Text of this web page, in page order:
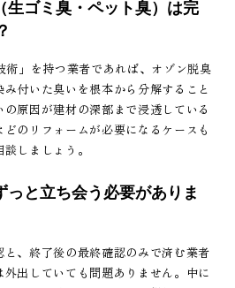
生ゴミ臭・ペット臭）は完
術」を持つ業者であれば、オゾン脱臭
付いた臭いを根本から分解すること
原因が建材の深部まで浸透している
のリフォームが必要になるケースも
しましょう。
っと立ち会う必要がありま
、終了後の最終確認のみで済む業者
出していても問題ありません。中に